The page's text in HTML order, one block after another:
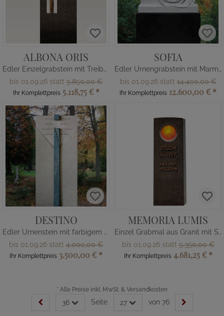
ALBONA ORIS
Edler Einzelgrabstein mit Treibholz - Schwarzer Granit
bis 01.09.26 statt 5.850,00 €
Ihr Komplettpreis 5.118,75 € *
SOFIA
Edler Urnengrabstein mit Marmor Skulptur
bis 01.09.26 statt14.400,00 €
Ihr Komplettpreis 12.600,00 € *
DESTINO
Edler Urnenstein mit farbigem Kalkstein
bis 01.09.26 statt 4.000,00 €
Ihr Komplettpreis 3.500,00 € *
MEMORIA LUMIS
Einzel Grabmal aus Granit mit Sonnen Symbol als Glasornament
bis 01.09.26 statt5.350,00 €
Ihr Komplettpreis 4.681,25 € *
* Alle Preise inkl. MwSt. & Versandkosten
36 Seite 27 von 76